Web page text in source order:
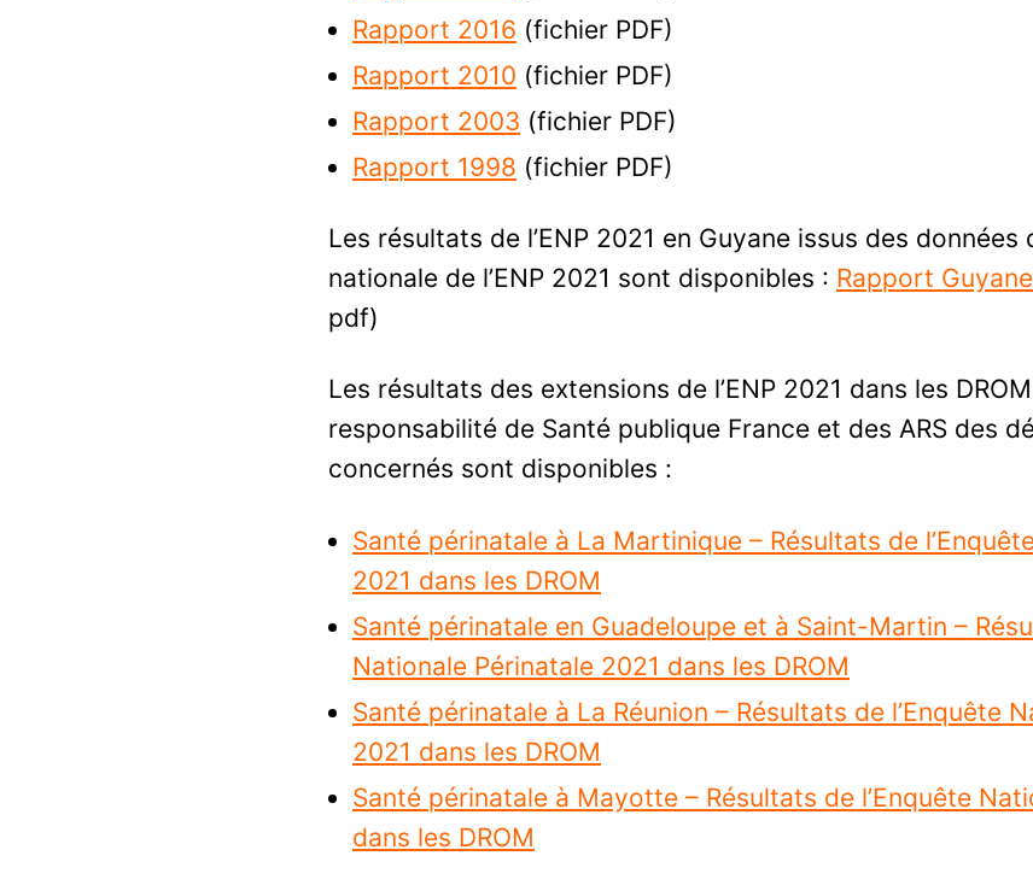
Rapport 2016 (fichier PDF)
Rapport 2010 (fichier PDF)
Rapport 2003 (fichier PDF)
Rapport 1998 (fichier PDF)
Les résultats de l’ENP 2021 en Guyane issus des données
nationale de l’ENP 2021 sont disponibles : Rapport
pdf)
Les résultats des extensions de l’ENP 2021 dans les
responsabilité de Santé publique France et des ARS des
concernés sont disponibles :
Santé périnatale à La Martinique – Résultats de
2021 dans les DROM
Santé périnatale en Guadeloupe et à Saint-Martin –
Nationale Périnatale 2021 dans les DROM
Santé périnatale à La Réunion – Résultats de l’Enquête
2021 dans les DROM
Santé périnatale à Mayotte – Résultats de l’Enquête
dans les DROM